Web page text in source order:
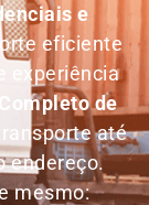
e
eficiente
experiência
de
até
endereço.
mesmo: